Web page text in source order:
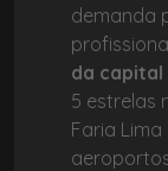
demanda
da capital
5 estrelas
Faria